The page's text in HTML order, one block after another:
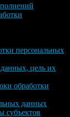
персональных
цель их
обработки
данных
субъектов